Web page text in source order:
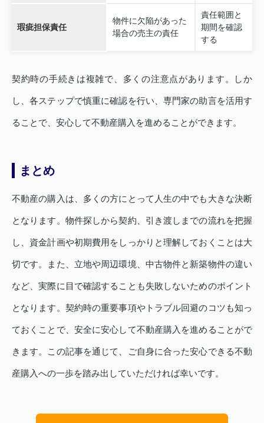
瑕疵担保責任
物件に欠陥があった
場合の売主の責任
責任範囲と
期間を確認
する
契約時の手続きは複雑で、多くの注意点があります。しか
し、各ステップで慎重に確認を行い、専門家の助言を活用す
ることで、安心して不動産購入を進めることができます。
まとめ
不動産の購入は、多くの方にとって人生の中でも大きな決断
となります。物件探しから契約、引き渡しまでの流れを把握
し、資金計画や初期費用をしっかりと理解しておくことは大
切です。また、立地や周辺環境、中古物件と新築物件の違い
など、実際に目で確認することも失敗しないためのポイント
となります。契約時の重要事項やトラブル回避のコツも知っ
ておくことで、安全に安心して不動産購入を進めることがで
きます。この記事を通じて、ご自身に合った安心できる不動
産購入への一歩を踏み出していただければ幸いです。